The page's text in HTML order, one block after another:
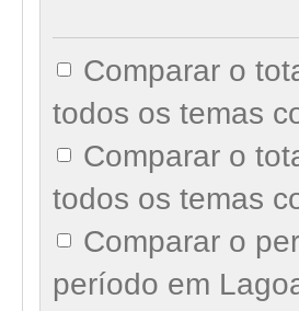
Comparar o
todos os temas
Comparar o
todos os temas
Comparar o
período em